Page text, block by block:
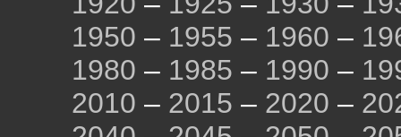
1950 – 1955 – 1960 –
1980 – 1985 – 1990 –
2010 – 2015 – 2020 –